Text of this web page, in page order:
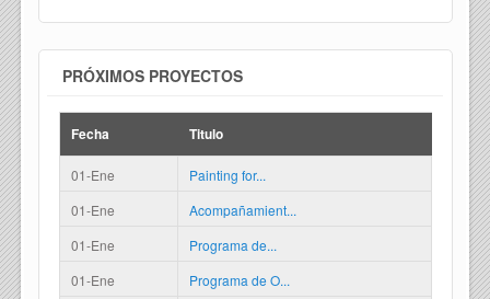
PRÓXIMOS PROYECTOS
Fecha Titulo
01-Ene
Painting for...
01-Ene
Acompañamient...
01-Ene
Programa de...
01-Ene
Programa de O...